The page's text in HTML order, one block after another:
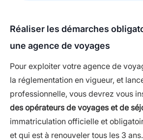
Réaliser les démarches
une agence de voyages
Pour exploiter votre agence de
la réglementation en vigueur, et
professionnelle, vous devrez vous
des opérateurs de voyages et de
immatriculation officielle et
et qui est à renouveler tous les 3